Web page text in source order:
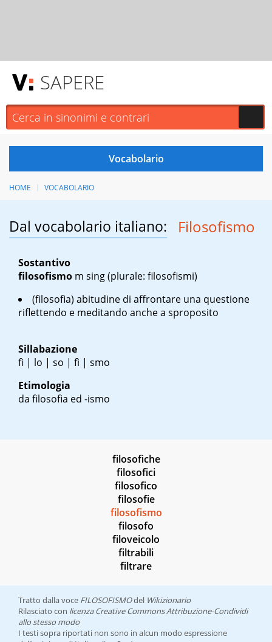
SAPERE
HOME VOCABOLARIO
Dal vocabolario italiano: Filosofismo
Sostantivo
filosofismo m sing(plurale: filosofismi)
(filosofia) abitudine di affrontare una questione
riflettendo e meditando anche a sproposito
Sillabazione
fi | lo | so | fì | smo
Etimologia
da filosofia ed -ismo
filosofiche
filosofici
filosofico
filosofie
filosofismo
filosofo
filoveicolo
filtrabili
filtrare
Tratto dalla voce FILOSOFISMOdel Wikizionario
Rilasciato con licenza Creative Commons Attribuzione-Condividi
allo stesso modo
I testi sopra riportati non sono in alcun modo espressione